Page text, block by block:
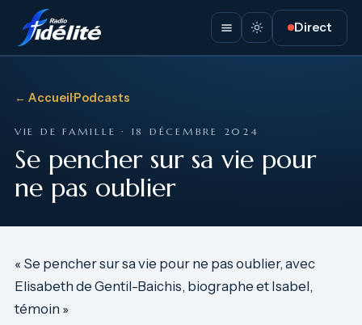
Direct
← Accueil·Podcasts
VIE DE FAMILLE · 18 DÉCEMBRE 2024
Se pencher sur sa vie pour
ne pas oublier
« Se pencher sur sa vie pour ne pas oublier, avec
Elisabeth de Gentil-Baichis, biographe et Isabel,
témoin »